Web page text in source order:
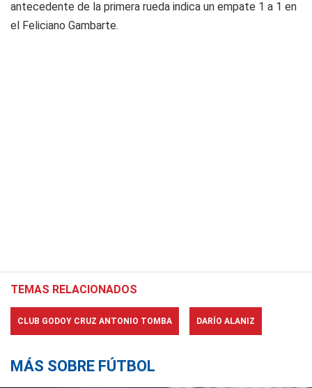
antecedente de la primera rueda indica un empate 1 a 1 en
el Feliciano Gambarte.
TEMAS RELACIONADOS
CLUB GODOY CRUZ ANTONIO TOMBA DARÍO ALANIZ
MÁS SOBRE FÚTBOL